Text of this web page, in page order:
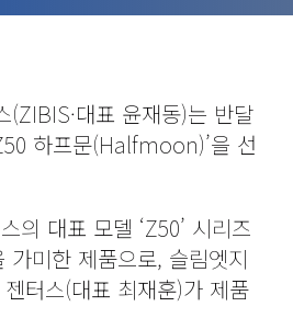
(ZIBIS·대표 윤재동)는 반달
하프문(Halfmoon)’을 선
의 대표 모델 ‘Z50’ 시리즈
가미한 제품으로, 슬림엣지
터스(대표 최재훈)가 제품